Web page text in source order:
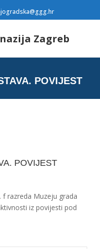
POVIJEST
POVIJEST
f razreda Muzeju grada
iz povijesti pod